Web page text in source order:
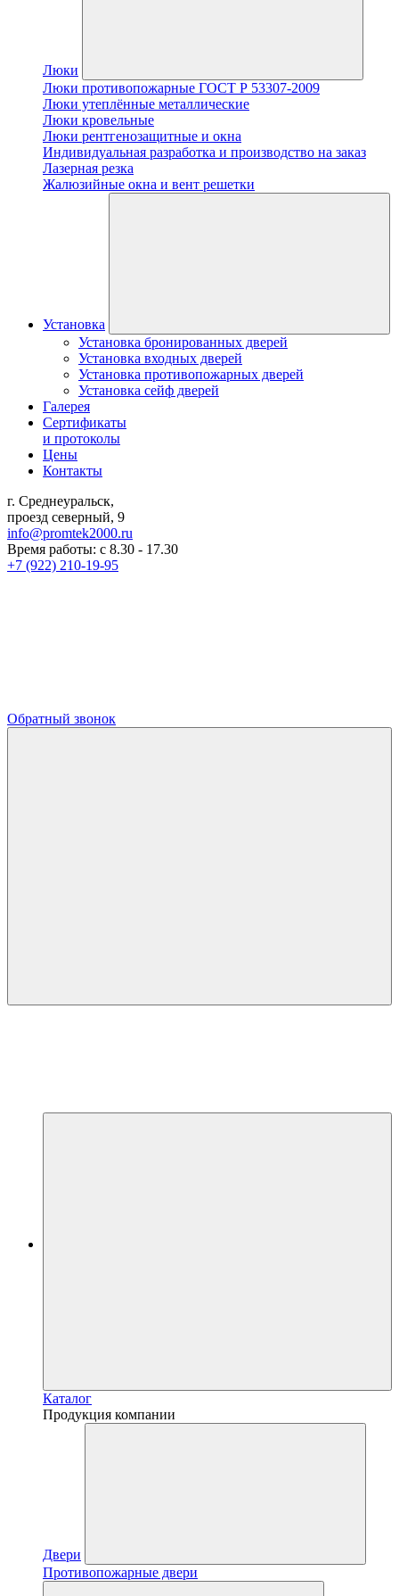
Люки
Люки противопожарные ГОСТ Р 53307-2009
Люки утеплённые металлические
Люки кровельные
Люки рентгенозащитные и окна
Индивидуальная разработка и производство на заказ
Лазерная резка
Жалюзийные окна и вент решетки
Установка
Установка бронированных дверей
Установка входных дверей
Установка противопожарных дверей
Установка сейф дверей
Галерея
Сертификаты
и протоколы
Цены
Контакты
г. Среднеуральск,
проезд северный, 9
info@promtek2000.ru
Время работы: с 8.30 - 17.30
+7 (922) 210-19-95
Обратный звонок
Каталог
Продукция компании
Двери
Противопожарные двери